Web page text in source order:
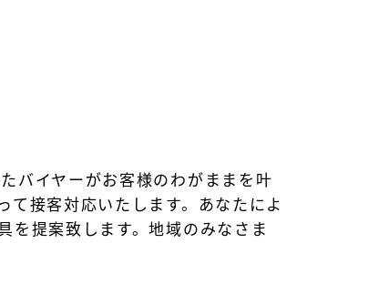
バイヤーがお客様のわがままを叶
て接客対応いたします。あなたによ
を提案致します。地域のみなさま